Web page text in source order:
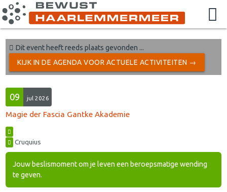
Dit event heeft reeds plaats gevonden ...
KIJK IN DE AGENDA VOOR ACTUELE ACTIVITEITEN →
09 jul 2026
Magie der Fascia Gantke Akademie
Cruquius
Jouw beslismoment om je leven een beroepsmatige wending
te geven.